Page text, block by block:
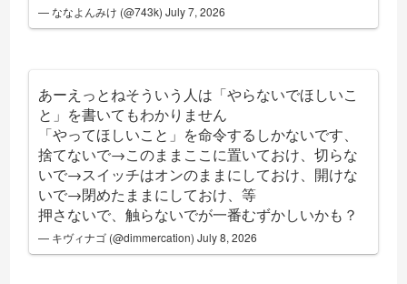
— ななよんみけ (@743k)July 7, 2026
あーえっとねそういう人は「やらないでほしいこ
と」を書いてもわかりません
「やってほしいこと」を命令するしかないです、
捨てないで→このままここに置いておけ、切らな
いで→スイッチはオンのままにしておけ、開けな
いで→閉めたままにしておけ、等
押さないで、触らないでが一番むずかしいかも？
— キヴィナゴ (@dimmercation)July 8, 2026